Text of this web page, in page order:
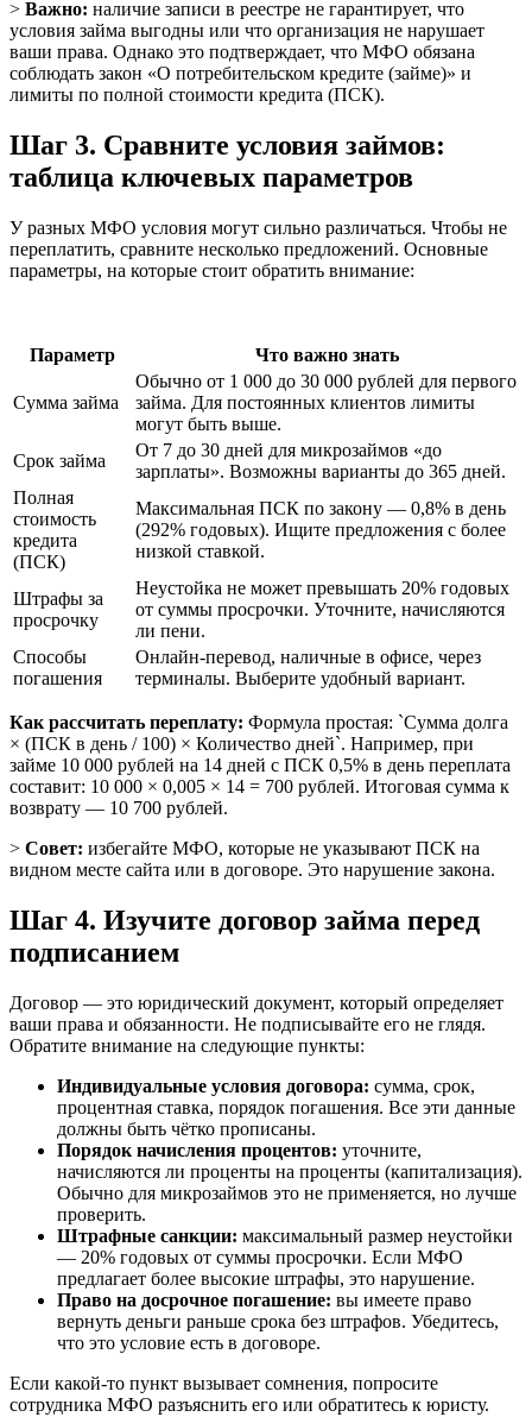
> Важно: наличие записи в реестре не гарантирует, что
условия займа выгодны или что организация не нарушает
ваши права. Однако это подтверждает, что МФО обязана
соблюдать закон «О потребительском кредите (займе)» и
лимиты по полной стоимости кредита (ПСК).
Шаг 3. Сравните условия займов:
таблица ключевых параметров
У разных МФО условия могут сильно различаться. Чтобы не
переплатить, сравните несколько предложений. Основные
параметры, на которые стоит обратить внимание:
Параметр Что важно знать
Сумма займа
Обычно от 1 000 до 30 000 рублей для первого
займа. Для постоянных клиентов лимиты
могут быть выше.
Срок займа
От 7 до 30 дней для микрозаймов «до
зарплаты». Возможны варианты до 365 дней.
Полная
стоимость
кредита
(ПСК)
Максимальная ПСК по закону — 0,8% в день
(292% годовых). Ищите предложения с более
низкой ставкой.
Штрафы за
просрочку
Неустойка не может превышать 20% годовых
от суммы просрочки. Уточните, начисляются
ли пени.
Способы
погашения
Онлайн-перевод, наличные в офисе, через
терминалы. Выберите удобный вариант.
Как рассчитать переплату: Формула простая: `Сумма долга
× (ПСК в день / 100) × Количество дней`. Например, при
займе 10 000 рублей на 14 дней с ПСК 0,5% в день переплата
составит: 10 000 × 0,005 × 14 = 700 рублей. Итоговая сумма к
возврату — 10 700 рублей.
> Совет: избегайте МФО, которые не указывают ПСК на
видном месте сайта или в договоре. Это нарушение закона.
Шаг 4. Изучите договор займа перед
подписанием
Договор — это юридический документ, который определяет
ваши права и обязанности. Не подписывайте его не глядя.
Обратите внимание на следующие пункты:
Индивидуальные условия договора: сумма, срок,
процентная ставка, порядок погашения. Все эти данные
должны быть чётко прописаны.
Порядок начисления процентов: уточните,
начисляются ли проценты на проценты (капитализация).
Обычно для микрозаймов это не применяется, но лучше
проверить.
Штрафные санкции: максимальный размер неустойки
— 20% годовых от суммы просрочки. Если МФО
предлагает более высокие штрафы, это нарушение.
Право на досрочное погашение: вы имеете право
вернуть деньги раньше срока без штрафов. Убедитесь,
что это условие есть в договоре.
Если какой-то пункт вызывает сомнения, попросите
сотрудника МФО разъяснить его или обратитесь к юристу.